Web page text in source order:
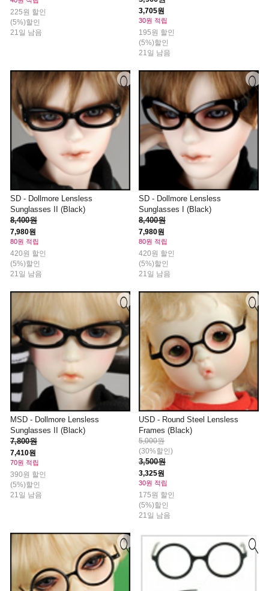
225원 할인
(5%)할인
21일 남음
3,705원
30원 적립
195원 할인
(5%)할인
21일 남음
SD - Dollmore Lensless
Sunglasses II (Black)
8,400원
7,980원
80원 적립
420원 할인
(5%)할인
21일 남음
SD - Dollmore Lensless
Sunglasses I (Black)
8,400원
7,980원
80원 적립
420원 할인
(5%)할인
21일 남음
MSD - Dollmore Lensless
Sunglasses II (Black)
7,800원
7,410원
70원 적립
390원 할인
(5%)할인
21일 남음
USD - Round Steel Lensless
Frames (Black)
5,000원
(30%할인)
3,500원
3,325원
30원 적립
175원 할인
(5%)할인
21일 남음